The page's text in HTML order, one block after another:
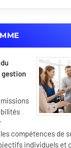
gestion
compétences de
individuels et